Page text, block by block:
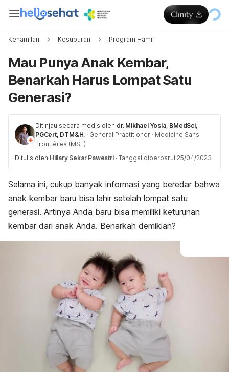
Kehamilan Kesuburan Program Hamil
Mau Punya Anak Kembar,
Benarkah Harus Lompat Satu
Generasi?
Ditinjau secara medis oleh dr. Mikhael Yosia, BMedSci,
PGCert, DTM&H. · General Practitioner · Medicine Sans
Frontières (MSF)
Ditulis oleh Hillary Sekar Pawestri · Tanggal diperbarui 25/04/2023
Selama ini, cukup banyak informasi yang beredar bahwa
anak kembar baru bisa lahir setelah lompat satu
generasi. Artinya Anda baru bisa memiliki keturunan
kembar dari anak Anda. Benarkah demikian?